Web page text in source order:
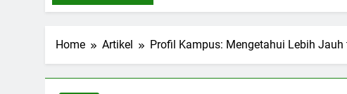
Home Artikel Profil Kampus: Mengetahui Lebih